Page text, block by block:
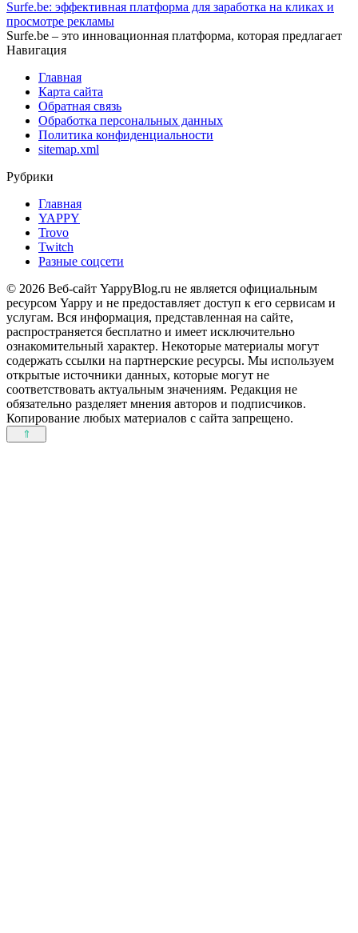
Surfe.be: эффективная платформа для заработка на кликах и
просмотре рекламы
Surfe.be – это инновационная платформа, которая предлагает
Навигация
Главная
Карта сайта
Обратная связь
Обработка персональных данных
Политика конфиденциальности
sitemap.xml
Рубрики
Главная
YAPPY
Trovo
Twitch
Разные соцсети
© 2026 Веб-сайт YappyBlog.ru не является официальным
ресурсом Yappy и не предоставляет доступ к его сервисам и
услугам. Вся информация, представленная на сайте,
распространяется бесплатно и имеет исключительно
ознакомительный характер. Некоторые материалы могут
содержать ссылки на партнерские ресурсы. Мы используем
открытые источники данных, которые могут не
соответствовать актуальным значениям. Редакция не
обязательно разделяет мнения авторов и подписчиков.
Копирование любых материалов с сайта запрещено.